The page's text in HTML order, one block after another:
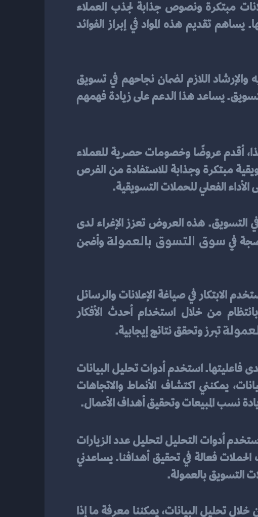
الأداء الفعلي للحملات التسويقية.
في سوق التسوق بالعمولة
الترويجية لجذب انتباه العملاء. كما أعمل على تحديث استراتيجيات التسويق بانتظام من خلال استخدام أحدث الأفكار
تبرز وتحقق نتائج إيجابية.
نسب المبيعات وتحقيق أهداف الأعمال.
التسويق بالعمولة.